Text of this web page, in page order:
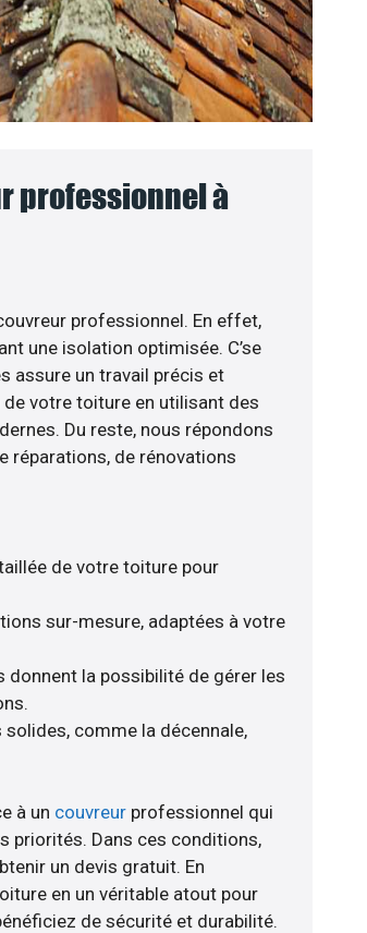
professionnel à
professionnel. En effet,
une isolation optimisée. C’se
assure un travail précis et
votre toiture en utilisant des
Du reste, nous répondons
réparations, de rénovations
de votre toiture pour
sur-mesure, adaptées à votre
donnent la possibilité de gérer les
comme la décennale,
à un couvreurprofessionnel qui
priorités. Dans ces conditions,
un devis gratuit. En
en un véritable atout pour
de sécurité et durabilité.